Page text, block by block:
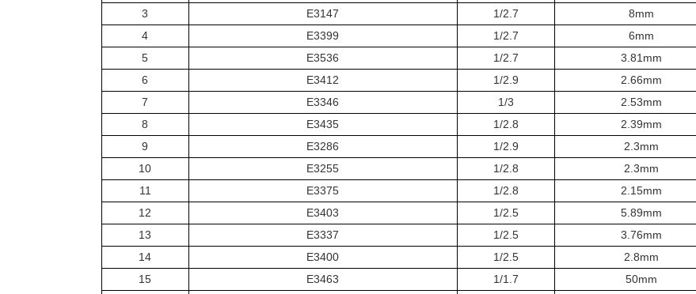
3
E3147 1/2.7 8mm
4
E3399 1/2.7 6mm
5
E3536 1/2.7 3.81mm
6
E3412 1/2.9 2.66mm
7
E3346 1/3 2.53mm
8
E3435 1/2.8 2.39mm
9
E3286 1/2.9 2.3mm
10
E3255 1/2.8 2.3mm
11
E3375 1/2.8 2.15mm
12
E3403 1/2.5 5.89mm
13
E3337 1/2.5 3.76mm
14
E3400 1/2.5 2.8mm
15
E3463 1/1.7 50mm